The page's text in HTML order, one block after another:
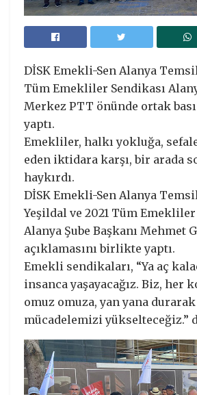
DİSK Emekli-Sen Alanya
Tüm Emekliler Sendikası
Merkez PTT önünde ortak
yaptı.
Emekliler, halkı yokluğa,
eden iktidara karşı, bir arada
haykırdı.
DİSK Emekli-Sen Alanya
Yeşildal ve 2021 Tüm Emekliler
Alanya Şube Başkanı Mehmet
açıklamasını birlikte yaptı.
Emekli sendikaları, “Ya aç
insanca yaşayacağız. Biz, her
omuz omuza, yan yana
mücadelemizi yükselteceğiz.”